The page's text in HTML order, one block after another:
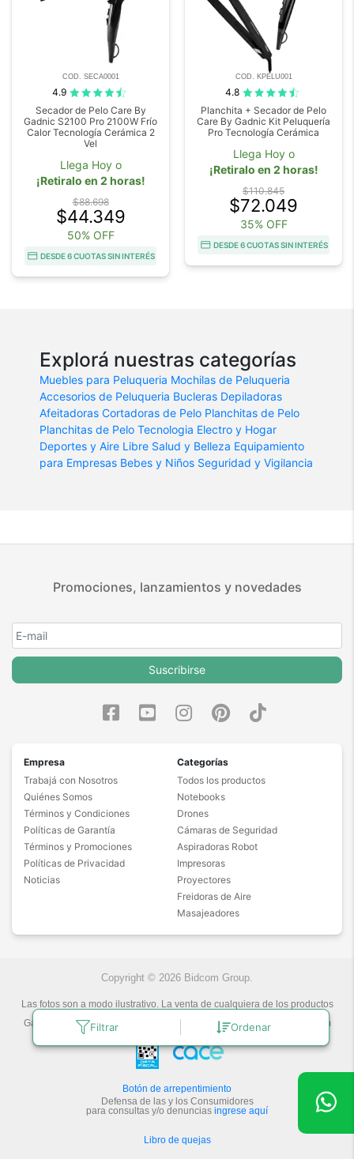
Filtrar Ordenar
COD. SECA0001
4.9
Secador de Pelo Care By
Gadnic S2100 Pro 2100W Frío
Calor Tecnología Cerámica 2
Vel
Llega Hoy o
¡Retiralo en 2 horas!
$88.698
$44.349
50% OFF
DESDE 6 CUOTAS SIN INTERÉS
COD. KPELU001
4.8
Planchita + Secador de Pelo
Care By Gadnic Kit Peluquería
Pro Tecnología Cerámica
Llega Hoy o
¡Retiralo en 2 horas!
$110.845
$72.049
35% OFF
DESDE 6 CUOTAS SIN INTERÉS
Explorá nuestras categorías
Muebles para Peluqueria Mochilas de Peluqueria
Accesorios de Peluqueria Bucleras Depiladoras
Afeitadoras Cortadoras de Pelo Planchitas de Pelo
Planchitas de Pelo Tecnologia Electro y Hogar
Deportes y Aire Libre Salud y Belleza Equipamiento
para Empresas Bebes y Niños Seguridad y Vigilancia
Promociones, lanzamientos y novedades
Suscribirse
Empresa
Trabajá con Nosotros
Quiénes Somos
Términos y Condiciones
Políticas de Garantía
Términos y Promociones
Políticas de Privacidad
Noticias
Categorías
Todos los productos
Notebooks
Drones
Cámaras de Seguridad
Aspiradoras Robot
Impresoras
Proyectores
Freidoras de Aire
Masajeadores
Copyright © 2026 Bidcom Group.
Las fotos son a modo ilustrativo. La venta de cualquiera de los productos
publicados está sujeta a la verificación de stock.
Gadnic Tecnología novedosa.
Última actualización: 6/8/2026
Bidcom
Botón de arrepentimiento
Defensa de las y los Consumidores
para consultas y/o denuncias ingrese aquí
Libro de quejas